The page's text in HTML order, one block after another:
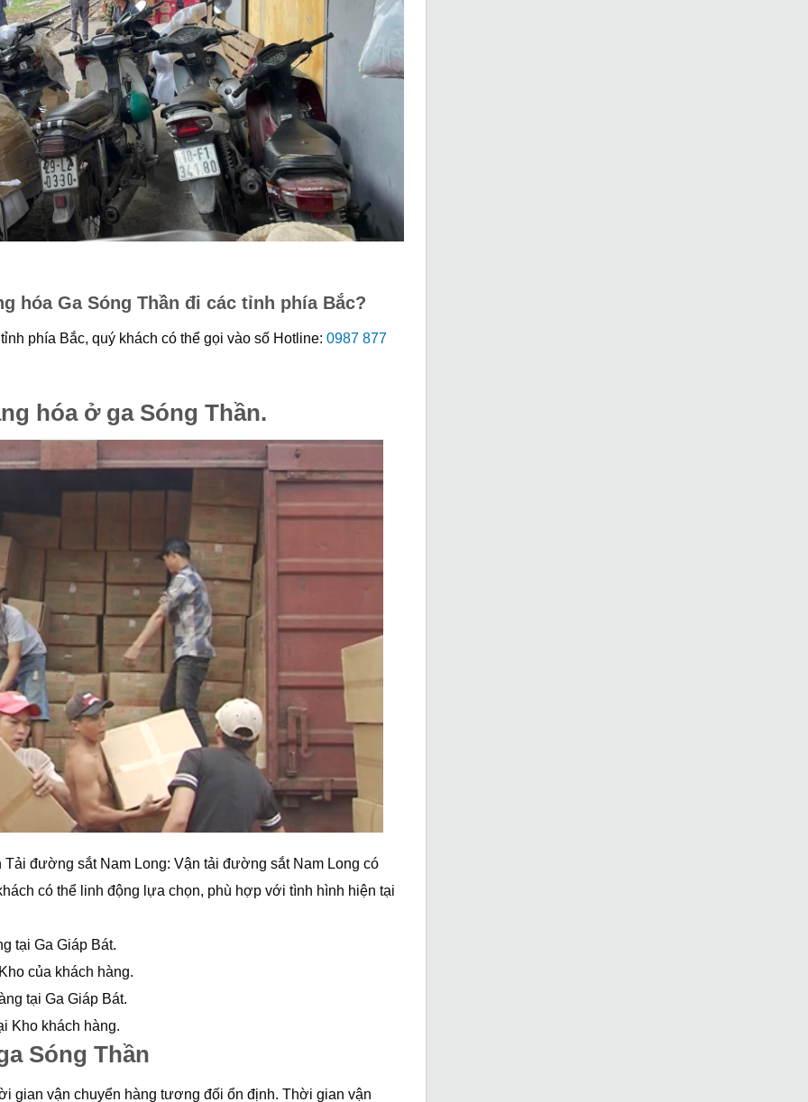
hóa Ga Sóng Thần đi các tỉnh phía Bắc?
phía Bắc, quý khách có thể gọi vào số Hotline: 0987 877
hóa ở ga Sóng Thần.
đường sắt Nam Long: Vận tải đường sắt Nam Long có
có thể linh động lựa chọn, phù hợp với tình hình hiện tại
tại Ga Giáp Bát.
của khách hàng.
tại Ga Giáp Bát.
Kho khách hàng.
Sóng Thần
gian vận chuyển hàng tương đối ổn định. Thời gian vận